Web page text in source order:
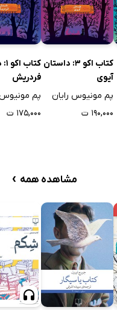
کتاب اکو 3: داستان
آیوی
پم مونیوس رایان
۱۹۰,۰۰۰ ت
فردریش
پم مونیوس
۱۷۵,۰۰۰ ت
مشاهده همه ›